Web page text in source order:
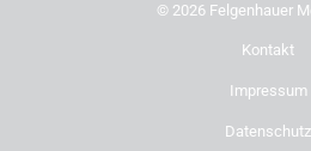
© 2026 Felgenhauer
Kontakt
Impressum
Datenschutz